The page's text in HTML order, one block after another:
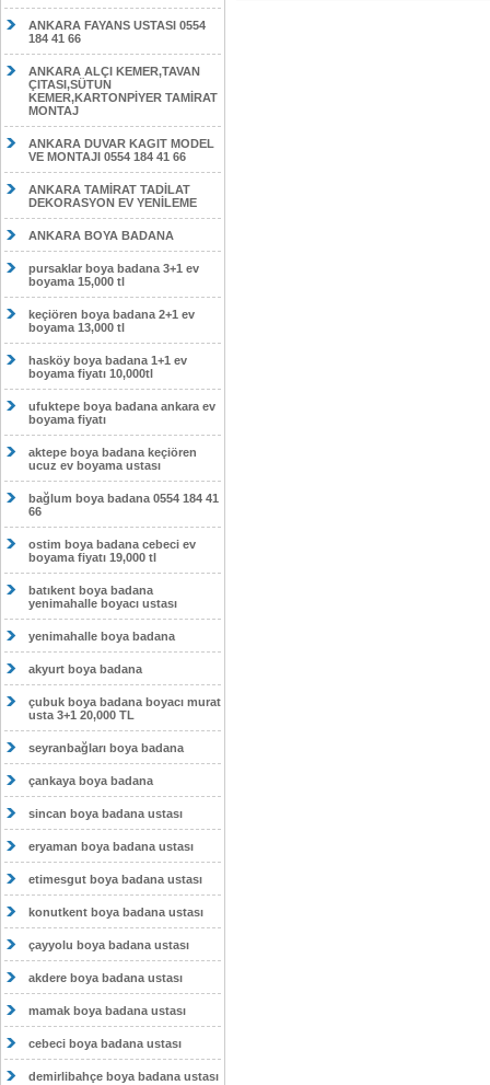
ANKARA FAYANS USTASI 0554
184 41 66
ANKARA ALÇI KEMER,TAVAN
ÇITASI,SÜTUN
KEMER,KARTONPİYER TAMİRAT
MONTAJ
ANKARA DUVAR KAGIT MODEL
VE MONTAJI 0554 184 41 66
ANKARA TAMİRAT TADİLAT
DEKORASYON EV YENİLEME
ANKARA BOYA BADANA
pursaklar boya badana 3+1 ev
boyama 15,000 tl
keçiören boya badana 2+1 ev
boyama 13,000 tl
hasköy boya badana 1+1 ev
boyama fiyatı 10,000tl
ufuktepe boya badana ankara ev
boyama fiyatı
aktepe boya badana keçiören
ucuz ev boyama ustası
bağlum boya badana 0554 184 41
66
ostim boya badana cebeci ev
boyama fiyatı 19,000 tl
batıkent boya badana
yenimahalle boyacı ustası
yenimahalle boya badana
akyurt boya badana
çubuk boya badana boyacı murat
usta 3+1 20,000 TL
seyranbağları boya badana
çankaya boya badana
sincan boya badana ustası
eryaman boya badana ustası
etimesgut boya badana ustası
konutkent boya badana ustası
çayyolu boya badana ustası
akdere boya badana ustası
mamak boya badana ustası
cebeci boya badana ustası
demirlibahçe boya badana ustası